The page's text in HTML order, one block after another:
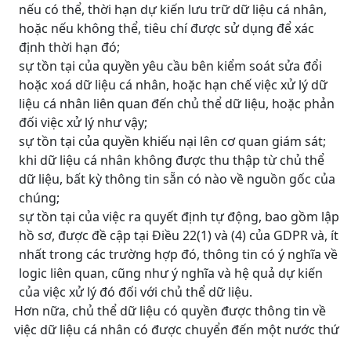
nếu có thể, thời hạn dự kiến lưu trữ dữ liệu cá nhân,
hoặc nếu không thể, tiêu chí được sử dụng để xác
định thời hạn đó;
sự tồn tại của quyền yêu cầu bên kiểm soát sửa đổi
hoặc xoá dữ liệu cá nhân, hoặc hạn chế việc xử lý dữ
liệu cá nhân liên quan đến chủ thể dữ liệu, hoặc phản
đối việc xử lý như vậy;
sự tồn tại của quyền khiếu nại lên cơ quan giám sát;
khi dữ liệu cá nhân không được thu thập từ chủ thể
dữ liệu, bất kỳ thông tin sẵn có nào về nguồn gốc của
chúng;
sự tồn tại của việc ra quyết định tự động, bao gồm lập
hồ sơ, được đề cập tại Điều 22(1) và (4) của GDPR và, ít
nhất trong các trường hợp đó, thông tin có ý nghĩa về
logic liên quan, cũng như ý nghĩa và hệ quả dự kiến
của việc xử lý đó đối với chủ thể dữ liệu.
Hơn nữa, chủ thể dữ liệu có quyền được thông tin về
việc dữ liệu cá nhân có được chuyển đến một nước thứ